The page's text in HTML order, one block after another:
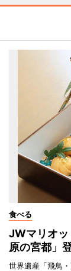
食べる
JWマリオッ
原の宮都」
世界遺産「飛鳥